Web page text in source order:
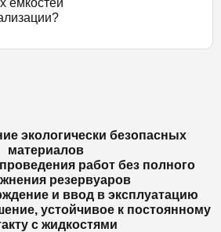
емкостей
экологически безопасных
материалов
работ без полного
резервуаров
и ввод в эксплуатацию
устойчивое к постоянному
с жидкостями